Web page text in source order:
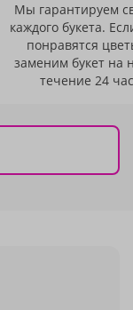
Мы гарантируем
каждого букета.
понравятся
заменим букет на
течение 24